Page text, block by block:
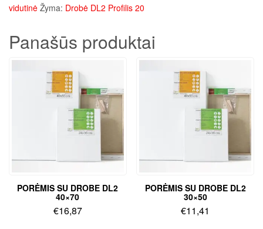
vidutinė Žyma: Drobė DL2 Profilis 20
Panašūs produktai
PORĖMIS SU DROBE DL2
40×70
€16,87
PORĖMIS SU DROBE DL2
30×50
€11,41